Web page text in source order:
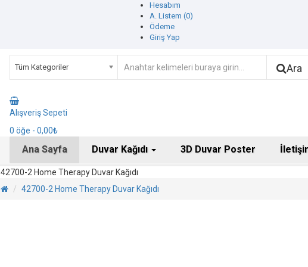
Hesabım
A. Listem (0)
Ödeme
Giriş Yap
Tüm Kategoriler Ara
Alışveriş Sepeti
0 öğe - 0,00₺
Ana Sayfa Duvar Kağıdı 3D Duvar Poster
42700-2 Home Therapy Duvar Kağıdı
42700-2 Home Therapy Duvar Kağıdı